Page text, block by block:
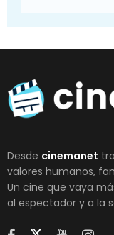
Desde cinemanet
valores humanos,
Un cine que vaya
al espectador y a la